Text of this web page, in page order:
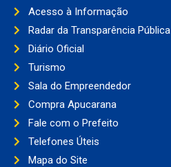
Acesso à Informação
Radar da Transparência Pública
Diário Oficial
Turismo
Sala do Empreendedor
Compra Apucarana
Fale com o Prefeito
Telefones Úteis
Mapa do Site